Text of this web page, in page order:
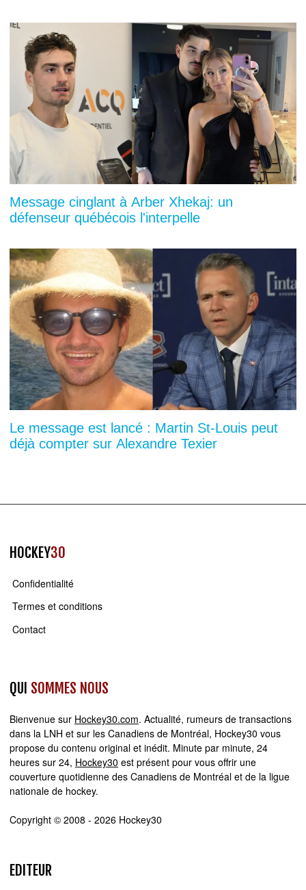
Message cinglant à Arber Xhekaj: un
défenseur québécois l'interpelle
Le message est lancé : Martin St-Louis peut
déjà compter sur Alexandre Texier
HOCKEY30
Confidentialité
Termes et conditions
Contact
QUI SOMMES NOUS
Bienvenue sur Hockey30.com. Actualité, rumeurs de transactions
dans la LNH et sur les Canadiens de Montréal, Hockey30 vous
propose du contenu original et inédit. Minute par minute, 24
heures sur 24, Hockey30 est présent pour vous offrir une
couverture quotidienne des Canadiens de Montréal et de la ligue
nationale de hockey.
Copyright © 2008 - 2026 Hockey30
EDITEUR